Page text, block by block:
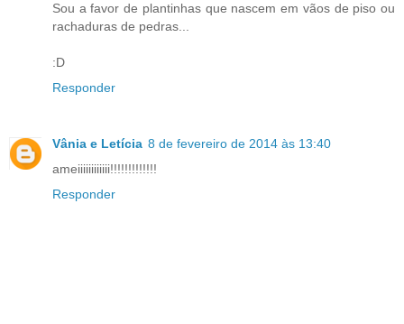
Sou a favor de plantinhas que nascem em vãos de piso ou
rachaduras de pedras...
:D
Responder
Vânia e Letícia 8 de fevereiro de 2014 às 13:40
ameiiiiiiiiiiii!!!!!!!!!!!!!
Responder